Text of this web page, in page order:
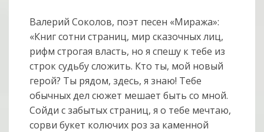
Валерий Соколов, поэт песен «Миража»:
«Книг сотни страниц, мир сказочных лиц,
рифм строгая власть, но я спешу к тебе из
строк судьбу сложить. Кто ты, мой новый
герой? Ты рядом, здесь, я знаю! Тебе
обычных дел сюжет мешает быть со мной.
Сойди с забытых страниц, я о тебе мечтаю,
сорви букет колючих роз за каменной